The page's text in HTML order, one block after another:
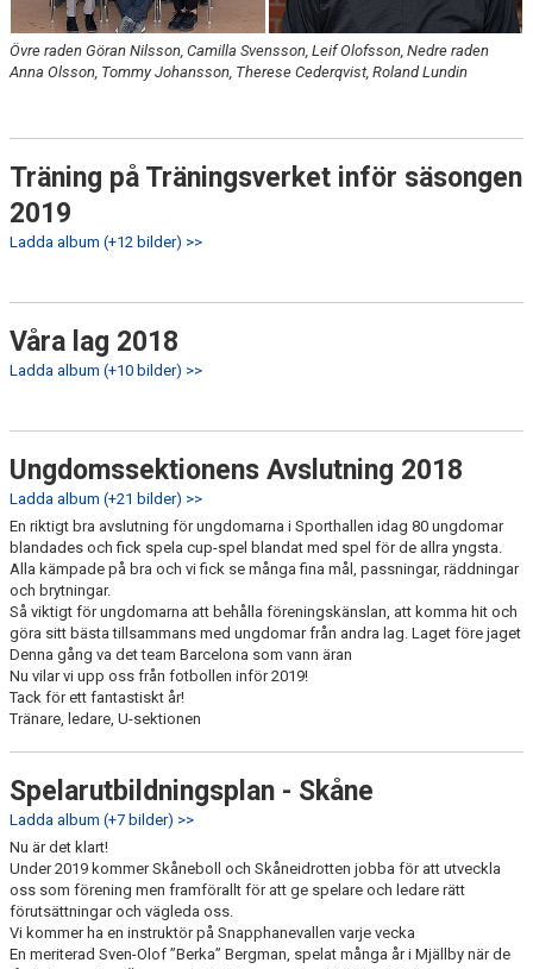
Övre raden Göran Nilsson, Camilla Svensson, Leif Olofsson, Nedre raden
Anna Olsson, Tommy Johansson, Therese Cederqvist, Roland Lundin
Träning på Träningsverket inför säsongen
2019
Ladda album (+12 bilder) >>
Våra lag 2018
Ladda album (+10 bilder) >>
Ungdomssektionens Avslutning 2018
Ladda album (+21 bilder) >>
En riktigt bra avslutning för ungdomarna i Sporthallen idag 80 ungdomar
blandades och fick spela cup-spel blandat med spel för de allra yngsta.
Alla kämpade på bra och vi fick se många fina mål, passningar, räddningar
och brytningar.
Så viktigt för ungdomarna att behålla föreningskänslan, att komma hit och
göra sitt bästa tillsammans med ungdomar från andra lag. Laget före jaget
Denna gång va det team Barcelona som vann äran
Nu vilar vi upp oss från fotbollen inför 2019!
Tack för ett fantastiskt år!
Tränare, ledare, U-sektionen
Spelarutbildningsplan - Skåne
Ladda album (+7 bilder) >>
Nu är det klart!
Under 2019 kommer Skåneboll och Skåneidrotten jobba för att utveckla
oss som förening men framförallt för att ge spelare och ledare rätt
förutsättningar och vägleda oss.
Vi kommer ha en instruktör på Snapphanevallen varje vecka
En meriterad Sven-Olof ”Berka” Bergman, spelat många år i Mjällby när de